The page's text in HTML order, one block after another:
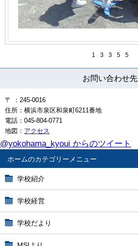
ホーム
学校紹介
学校経営
学校だより
1 3 3 5 5
お問い合わせ先
〒 ：245-0016
住所：横浜市泉区和泉町6211番地
電話：045-804-0771
地図： アクセス
@yokohama_kyoui からのツイート